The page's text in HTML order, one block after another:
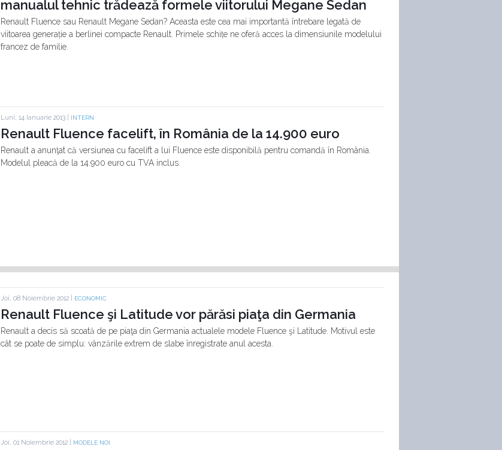
manualul tehnic trădează formele viitorului Megane Sedan
Renault Fluence sau Renault Megane Sedan? Aceasta este cea mai importantă întrebare legată de
viitoarea generație a berlinei compacte Renault. Primele schițe ne oferă acces la dimensiunile modelului
francez de familie.
Luni, 14 Ianuarie 2013 | INTERN
Renault Fluence facelift, în România de la 14.900 euro
Renault a anunţat că versiunea cu facelift a lui Fluence este disponibilă pentru comandă în România.
Modelul pleacă de la 14.900 euro cu TVA inclus.
Joi, 08 Noiembrie 2012 | ECONOMIC
Renault Fluence şi Latitude vor părăsi piaţa din Germania
Renault a decis să scoată de pe piaţa din Germania actualele modele Fluence şi Latitude. Motivul este
cât se poate de simplu: vânzările extrem de slabe înregistrate anul acesta.
Joi, 01 Noiembrie 2012 | MODELE NOI